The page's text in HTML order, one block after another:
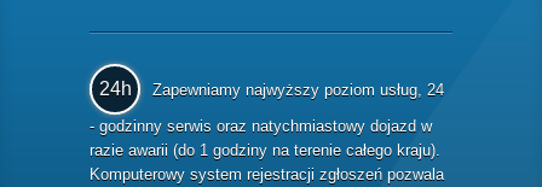
24h
Zapewniamy najwyższy poziom usług, 24
- godzinny serwis oraz natychmiastowy dojazd w
razie awarii (do 1 godziny na terenie całego kraju).
Komputerowy system rejestracji zgłoszeń pozwala